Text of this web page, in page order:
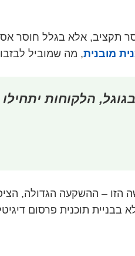
אלא בגלל חוסר
, מה שמוביל
הלקוחות
הזו – ההשקעה הגדולה,
תוכנית פרסום